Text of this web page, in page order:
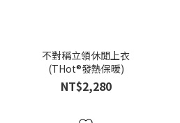
不對稱立領休閒上衣
(THot®發熱保暖)
NT$2,280